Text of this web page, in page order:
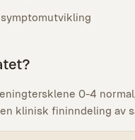
0-4
klinisk fininndeling av